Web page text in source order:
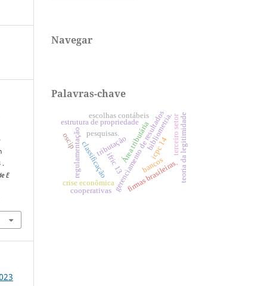
.
E
Navegar
Palavras-chave
classificação Área tributária
tributaçãogerenciamento de resultados
estrutura de propriedade
firmas brasileiras.
bibliometria.
bancos
crise econômica
regulamentação pesquisas. terceiro setor
oscip teoria da legitimidade
ifric 13
escolhas contábeis
icpc 14
cooperativas